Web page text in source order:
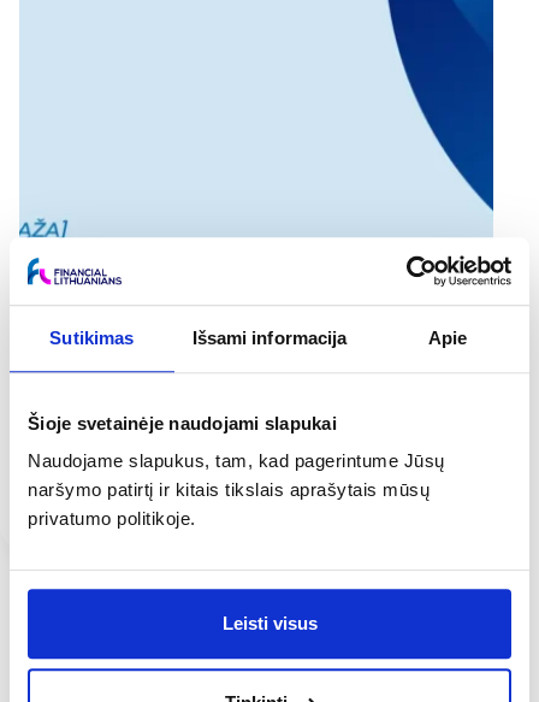
Sutikimas Išsami informacija Apie
Šioje svetainėje naudojami slapukai
Naudojame slapukus, tam, kad pagerintume Jūsų
naršymo patirtį ir kitais tikslais aprašytais mūsų
privatumo politikoje.
Leisti visus
Investicijų grąža(„ROI”): viskas, ką reikia žinoti
Financial Lithuanians
5 min